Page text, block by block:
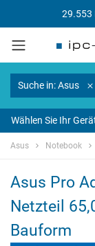
29.553
Suche in: Asus
Wählen Sie Ihr
Asus Notebook
Asus Pro
Netzteil
Bauform